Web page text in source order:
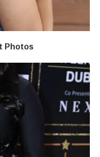
Photos